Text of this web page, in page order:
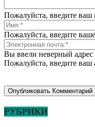
Пожалуйста, введите ваш
Пожалуйста, введите
Вы ввели неверный
Пожалуйста, введите ваш
РУБРИКИ